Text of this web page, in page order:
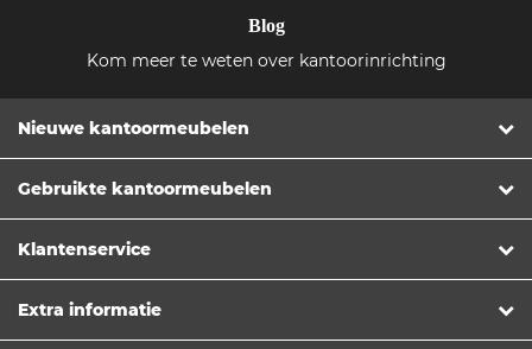
Blog
Kom meer te weten over kantoorinrichting
Nieuwe kantoormeubelen
Gebruikte kantoormeubelen
Klantenservice
Extra informatie